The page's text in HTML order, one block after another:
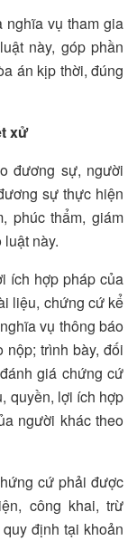
nghĩa vụ tham gia
này, góp phần
án kịp thời, đúng
xử
đương sự, người
sự thực hiện
phúc thẩm, giám
này.
ích hợp pháp của
liệu, chứng cứ kể
vụ thông báo
trình bày, đối
giá chứng cứ
quyền, lợi ích hợp
người khác theo
cứ phải được
công khai, trừ
định tại khoản